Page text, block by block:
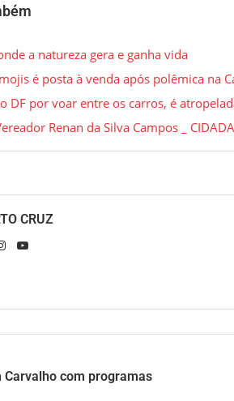
a natureza gera e ganha vida
é posta à venda após polêmica na
DF por voar entre os carros, é
Renan da Silva Campos _
CRUZ
com programas